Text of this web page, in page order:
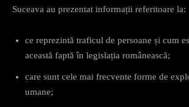
Suceava au prezentat informații referitoare la:
ce reprezintă traficul de persoane și cum
această faptă în legislația românească;
care sunt cele mai frecvente forme de
umane;